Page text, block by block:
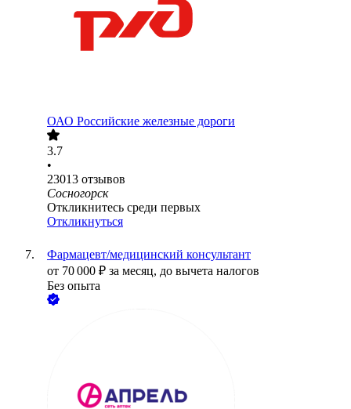
ОАО Российские железные дороги
3.7
•
23013 отзывов
Сосногорск
Откликнитесь среди первых
Откликнуться
Фармацевт/медицинский консультант
от 70 000 ₽ за месяц, до вычета налогов
Без опыта